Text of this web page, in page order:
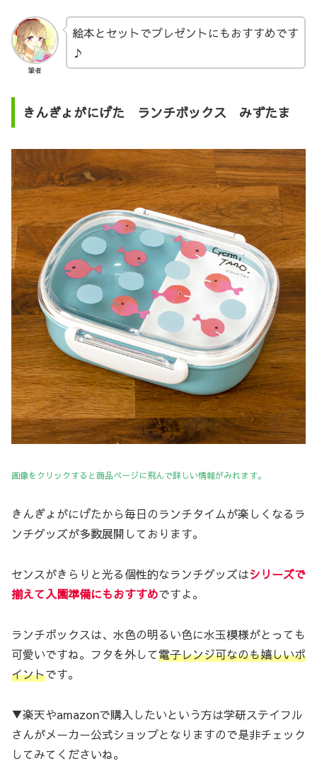
筆者
絵本とセットでプレゼントにもおすすめです
♪
きんぎょがにげた ランチボックス みずたま
画像をクリックすると商品ページに飛んで詳しい情報がみれます。
きんぎょがにげたから毎日のランチタイムが楽しくなるラ
ンチグッズが多数展開しております。
センスがきらりと光る個性的なランチグッズはシリーズで
揃えて入園準備にもおすすめですよ。
ランチボックスは、水色の明るい色に水玉模様がとっても
可愛いですね。フタを外して電子レンジ可なのも嬉しいポ
イントです。
▼楽天やamazonで購入したいという方は学研ステイフル
さんがメーカー公式ショップとなりますので是非チェック
してみてくださいね。